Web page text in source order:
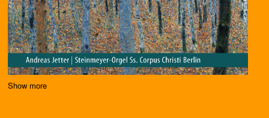
Show more